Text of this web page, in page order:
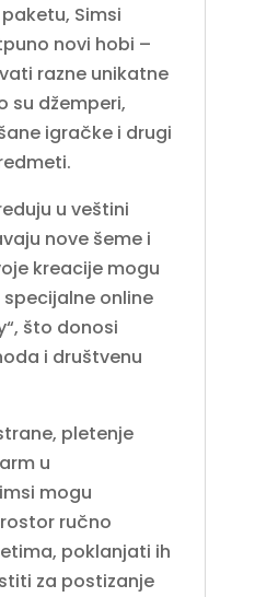
Simsi
novi hobi –
razne unikatne
su džemperi,
igračke i drugi
u veštini
nove šeme i
kreacije mogu
online
što donosi
i društvenu
pletenje
u
mogu
ručno
poklanjati ih
za postizanje